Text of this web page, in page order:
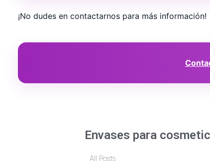
¡No dudes en contactarnos para más información!
Envases para
All Posts